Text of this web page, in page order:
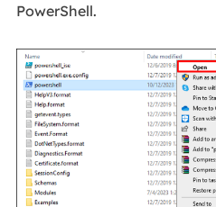
PowerShell.